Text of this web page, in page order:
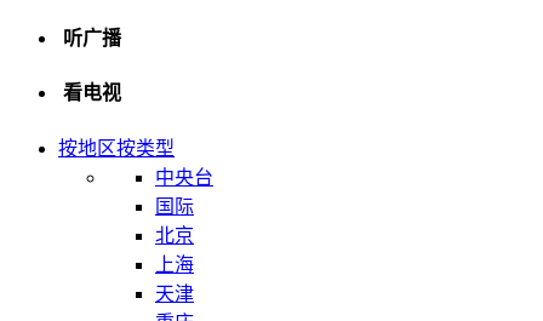
听广播
看电视
按地区按类型
中央台
国际
北京
上海
天津